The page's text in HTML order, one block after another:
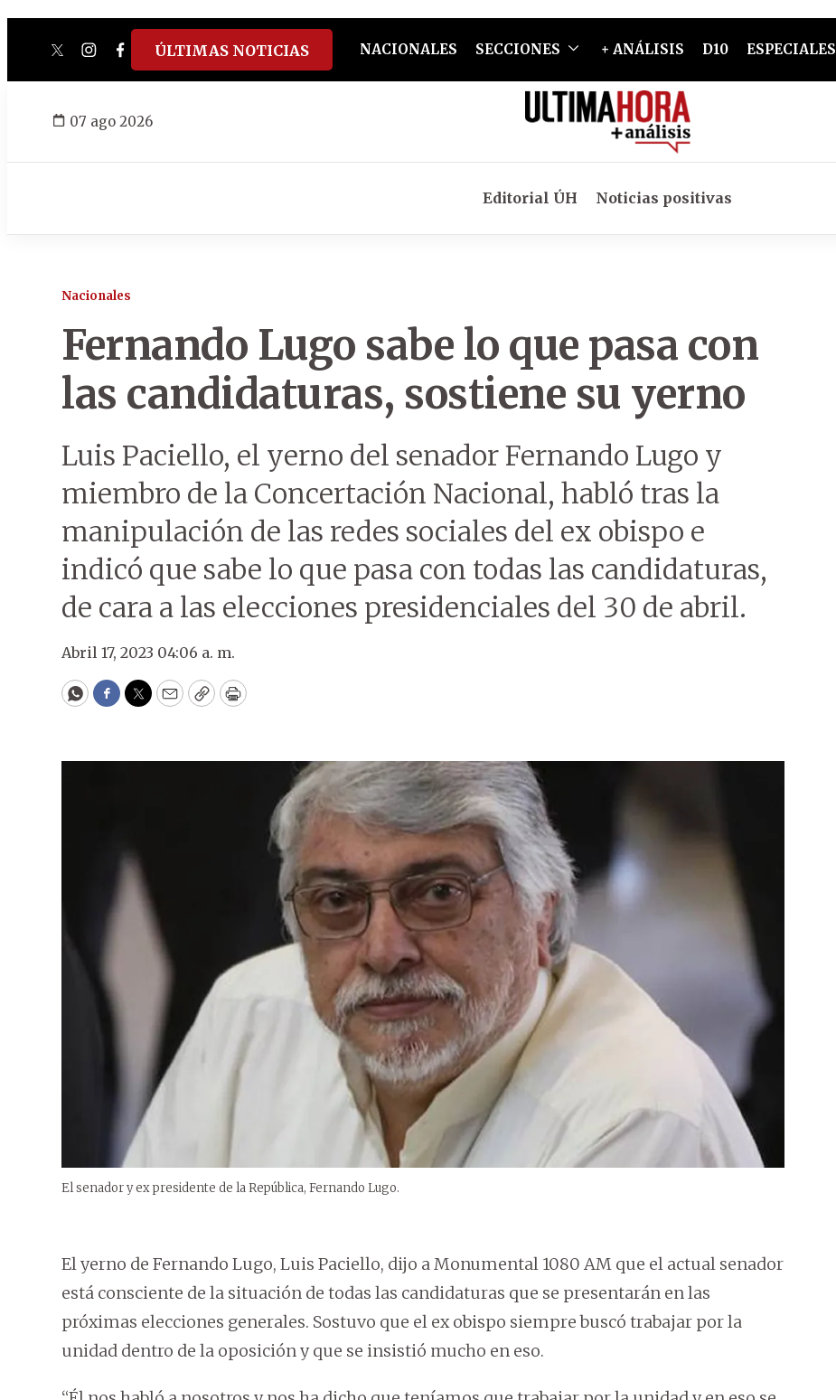
twitterinstagram
facebook
tiktokyoutube
spotify
ÚLTIMAS NOTICIAS NACIONALES SECCIONES + ANÁLISIS D10 ESPECIALES
07 ago 2026
Editorial ÚH Noticias positivas
Nacionales
Fernando Lugo sabe lo que pasa con
las candidaturas, sostiene su yerno
Luis Paciello, el yerno del senador Fernando Lugo y
miembro de la Concertación Nacional, habló tras la
manipulación de las redes sociales del ex obispo e
indicó que sabe lo que pasa con todas las candidaturas,
de cara a las elecciones presidenciales del 30 de abril.
Abril 17, 2023 04:06 a. m.
WhatsApp
Facebook
Twitter
EmailCopyPrint
El senador y ex presidente de la República, Fernando Lugo.
El yerno de Fernando Lugo, Luis Paciello, dijo a Monumental 1080 AM que el actual senador
está consciente de la situación de todas las candidaturas que se presentarán en las
próximas elecciones generales. Sostuvo que el ex obispo siempre buscó trabajar por la
unidad dentro de la oposición y que se insistió mucho en eso.